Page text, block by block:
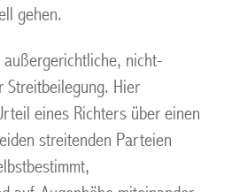
gehen.
nicht-
Streitbeilegung. Hier
eines Richters über einen
streitenden Parteien